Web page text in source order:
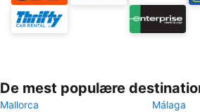
De mest populære
Mallorca
Málaga